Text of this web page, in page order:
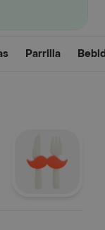
Parrilla